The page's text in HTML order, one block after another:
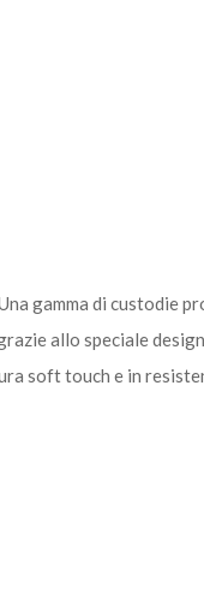
gamma di custodie
allo speciale
soft touch e in